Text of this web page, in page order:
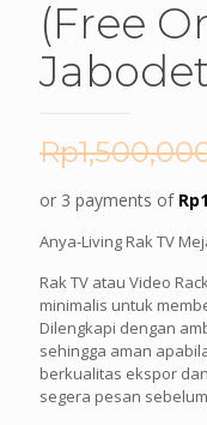
(Free
Rp
or 3 payments of Rp
Anya-Living Rak TV
Rak TV atau Video
minimalis untuk
Dilengkapi dengan
sehingga aman
berkualitas ekspor
segera pesan